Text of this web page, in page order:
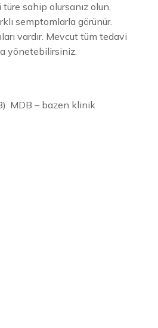
sahip olursanız olun,
semptomlarla görünür.
vardır. Mevcut tüm tedavi
yönetebilirsiniz.
MDB – bazen klinik